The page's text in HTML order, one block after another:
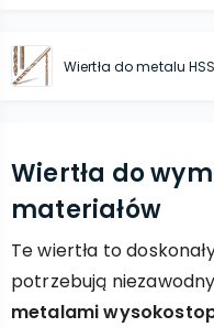
Wiertła do
materiałów
Te wiertła to
potrzebują
metalami